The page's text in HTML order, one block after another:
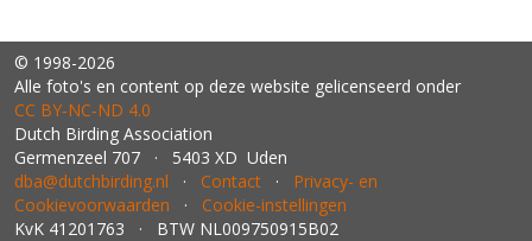
© 1998-2026
Alle foto's en content op deze website gelicenseerd onder
CC BY‑NC‑ND 4.0
Dutch Birding Association
Germenzeel 707 · 5403 XD Uden
dba@dutchbirding.nl · Contact · Privacy- en
Cookievoorwaarden · Cookie-instellingen
KvK 41201763 · BTW NL009750915B02